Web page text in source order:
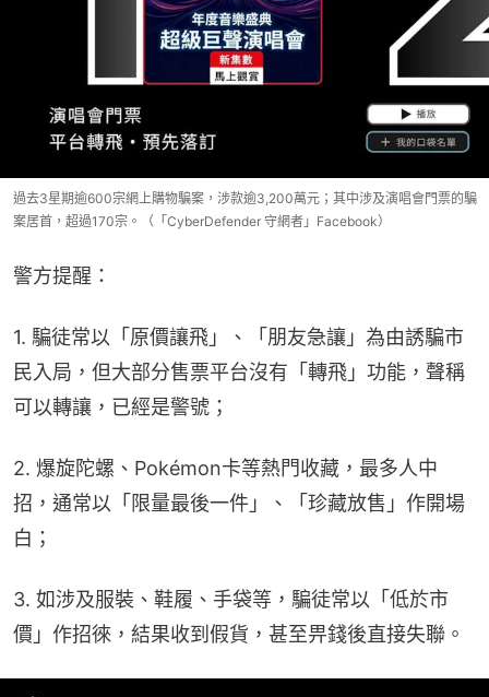
過去3星期逾600宗網上購物騙案，涉款逾3,200萬元；其中涉及演唱會門票的騙
案居首，超過170宗。（「CyberDefender 守網者」Facebook）
警方提醒：
1. 騙徒常以「原價讓飛」、「朋友急讓」為由誘騙市
民入局，但大部分售票平台沒有「轉飛」功能，聲稱
可以轉讓，已經是警號；
2. 爆旋陀螺、Pokémon卡等熱門收藏，最多人中
招，通常以「限量最後一件」、「珍藏放售」作開場
白；
3. 如涉及服裝、鞋履、手袋等，騙徒常以「低於市
價」作招徠，結果收到假貨，甚至畀錢後直接失聯。